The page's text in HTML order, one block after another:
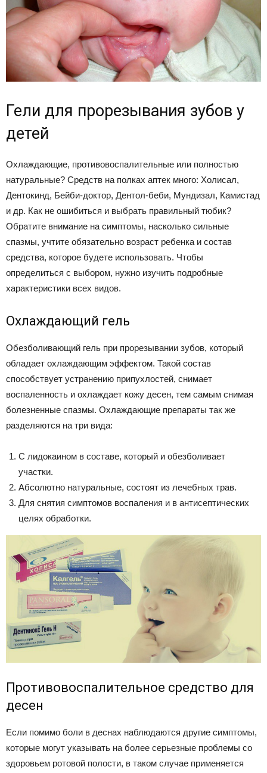
Гели для прорезывания зубов у
детей
Охлаждающие, противовоспалительные или полностью
натуральные? Средств на полках аптек много: Холисал,
Дентокинд, Бейби-доктор, Дентол-беби, Мундизал, Камистад
и др. Как не ошибиться и выбрать правильный тюбик?
Обратите внимание на симптомы, насколько сильные
спазмы, учтите обязательно возраст ребенка и состав
средства, которое будете использовать. Чтобы
определиться с выбором, нужно изучить подробные
характеристики всех видов.
Охлаждающий гель
Обезболивающий гель при прорезывании зубов, который
обладает охлаждающим эффектом. Такой состав
способствует устранению припухлостей, снимает
воспаленность и охлаждает кожу десен, тем самым снимая
болезненные спазмы. Охлаждающие препараты так же
разделяются на три вида:
С лидокаином в составе, который и обезболивает
участки.
Абсолютно натуральные, состоят из лечебных трав.
Для снятия симптомов воспаления и в антисептических
целях обработки.
Противовоспалительное средство для
десен
Если помимо боли в деснах наблюдаются другие симптомы,
которые могут указывать на более серьезные проблемы со
здоровьем ротовой полости, в таком случае применяется